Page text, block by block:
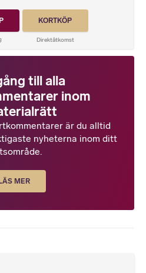
KORTKÖP
till alla
inom
är du alltid
nyheterna inom ditt
LÄS MER